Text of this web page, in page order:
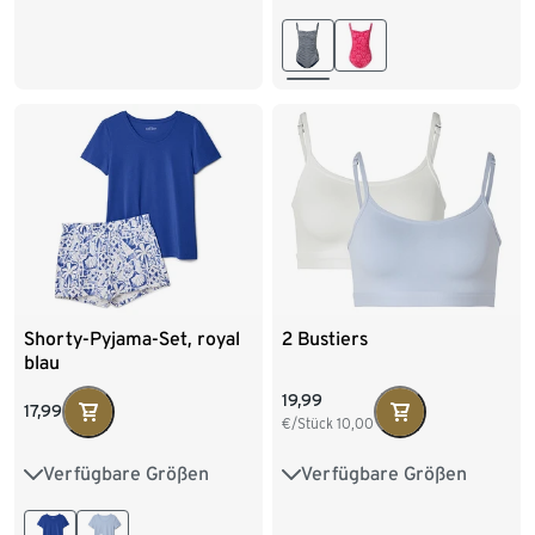
46 48
Shorty-Pyjama-Set, royal
blau
17,99
Verfügbare Größen
XS 32/34 S 36/38
M 40/42
2 Bustiers
19,99
€/Stück 10,00
Verfügbare Größen
S 36/38 M 40/42